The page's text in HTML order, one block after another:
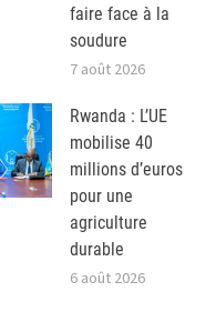
faire face à la
soudure
7 août 2026
Rwanda : L’UE
mobilise 40
millions d’euros
pour une
agriculture
durable
6 août 2026